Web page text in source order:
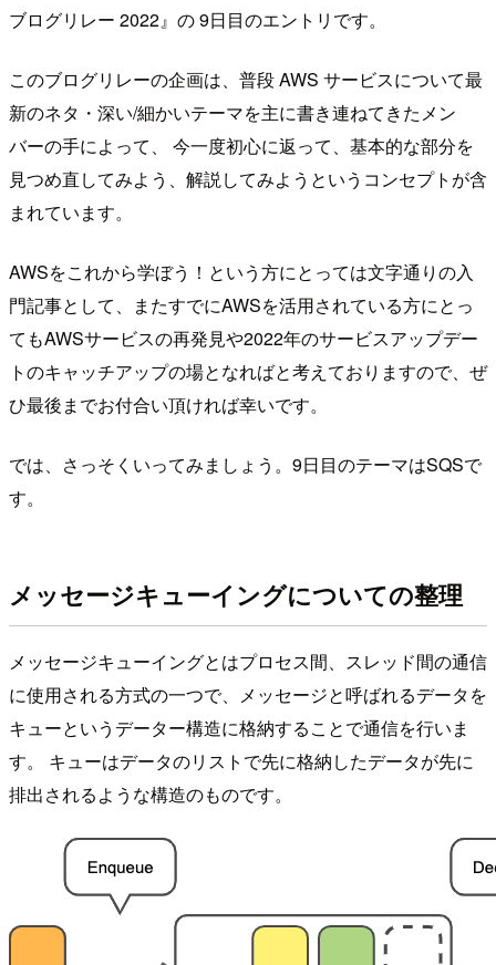
ブログリレー 2022』の 9日目のエントリです。
このブログリレーの企画は、普段 AWS サービスについて最
新のネタ・深い/細かいテーマを主に書き連ねてきたメン
バーの手によって、 今一度初心に返って、基本的な部分を
見つめ直してみよう、解説してみようというコンセプトが含
まれています。
AWSをこれから学ぼう！という方にとっては文字通りの入
門記事として、またすでにAWSを活用されている方にとっ
てもAWSサービスの再発見や2022年のサービスアップデー
トのキャッチアップの場となればと考えておりますので、ぜ
ひ最後までお付合い頂ければ幸いです。
では、さっそくいってみましょう。9日目のテーマはSQSで
す。
メッセージキューイングについての整理
メッセージキューイングとはプロセス間、スレッド間の通信
に使用される方式の一つで、メッセージと呼ばれるデータを
キューというデーター構造に格納することで通信を行いま
す。 キューはデータのリストで先に格納したデータが先に
排出されるような構造のものです。